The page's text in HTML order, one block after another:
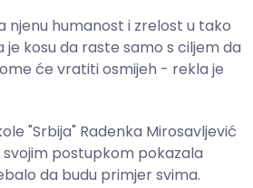
njenu humanost i zrelost u tako
je kosu da raste samo s ciljem da
će vratiti osmijeh - rekla je
"Srbija" Radenka Mirosavljević
svojim postupkom pokazala
da budu primjer svima.